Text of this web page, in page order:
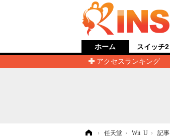
ホーム
アクセスランキング
スイッチ2
› 任天堂 › Wii U › 記事